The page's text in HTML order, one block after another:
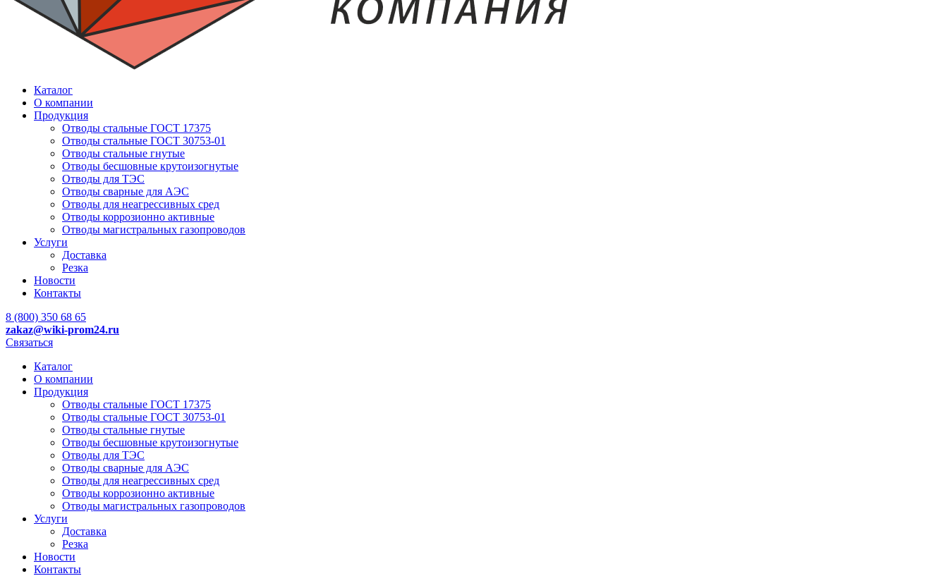
Каталог
О компании
Продукция
Отводы стальные ГОСТ 17375
Отводы стальные ГОСТ 30753-01
Отводы стальные гнутые
Отводы бесшовные крутоизогнутые
Отводы для ТЭС
Отводы сварные для АЭС
Отводы для неагрессивных сред
Отводы коррозионно активные
Отводы магистральных газопроводов
Услуги
Доставка
Резка
Новости
Контакты
8 (800) 350 68 65
zakaz@wiki-prom24.ru
Связаться
Каталог
О компании
Продукция
Отводы стальные ГОСТ 17375
Отводы стальные ГОСТ 30753-01
Отводы стальные гнутые
Отводы бесшовные крутоизогнутые
Отводы для ТЭС
Отводы сварные для АЭС
Отводы для неагрессивных сред
Отводы коррозионно активные
Отводы магистральных газопроводов
Услуги
Доставка
Резка
Новости
Контакты